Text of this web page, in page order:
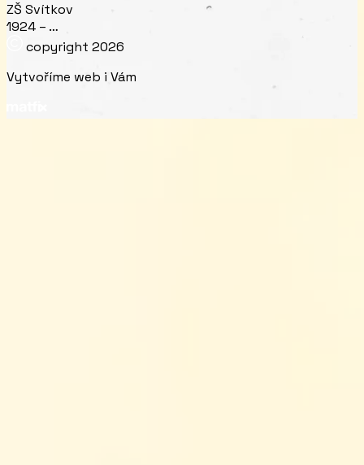
ZŠ Svítkov
1924 – …
copyright 2026
Vytvoříme web i Vám